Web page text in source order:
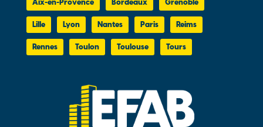
Aix-en-Provence Bordeaux Grenoble
Lille Lyon Nantes Paris Reims
Rennes Toulon Toulouse Tours